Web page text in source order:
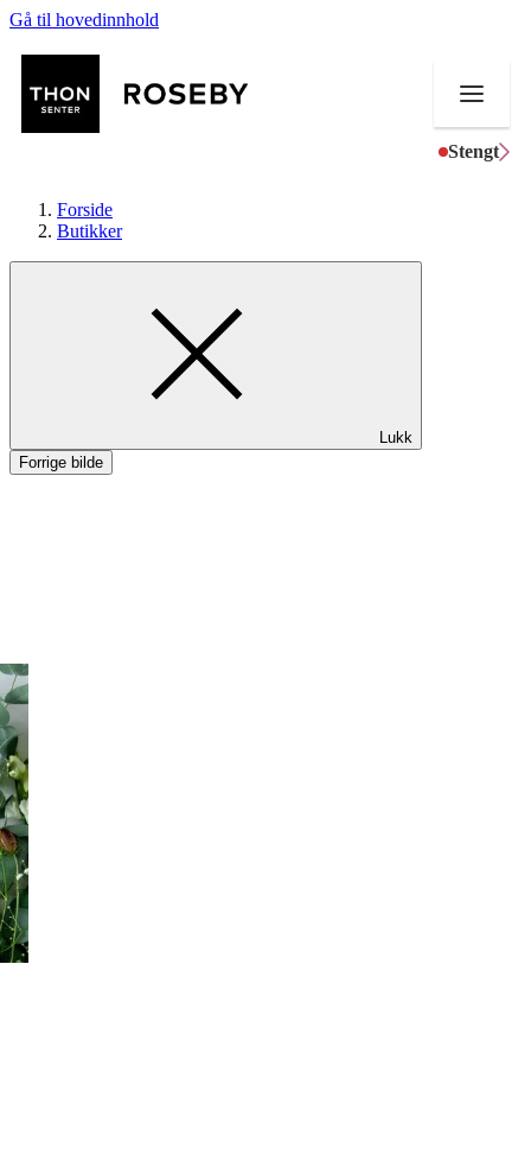
Gå til hovedinnhold
Stengt
Mat og drikke
Aktiviteter
Forside
Butikker
Lukk
Forrige bilde